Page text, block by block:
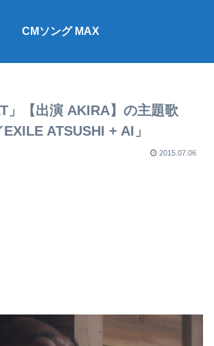
CMソング MAX
」【出演 AKIRA】の主題歌
EXILE ATSUSHI + AI」
2015.07.06